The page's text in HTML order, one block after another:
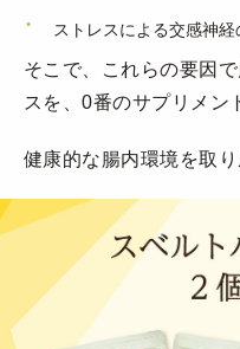
ストレスによる交感神
そこで、これらの要因
スを、0番のサプリメン
健康的な腸内環境を取